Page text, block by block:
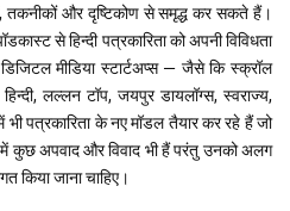
तकनीकों और दृष्टिकोण से समृद्ध कर सकते हैं।
से हिन्दी पत्रकारिता को अपनी विविधता
मीडिया स्टार्टअप्स — जैसे कि स्क्रॉल
लल्लन टॉप, जयपुर डायलॉग्स, स्वराज्य,
पत्रकारिता के नए मॉडल तैयार कर रहे हैं जो
कुछ अपवाद और विवाद भी हैं परंतु उनको अलग
किया जाना चाहिए।